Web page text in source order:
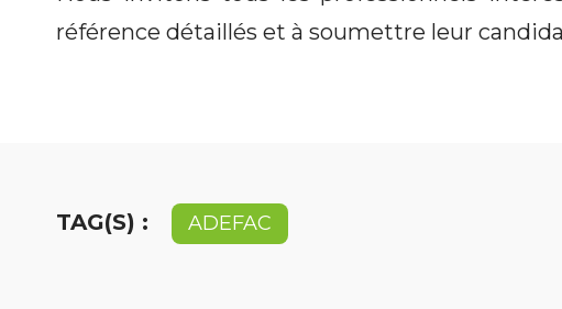
référence détaillés et à soumettre leur
TAG(S) : ADEFAC